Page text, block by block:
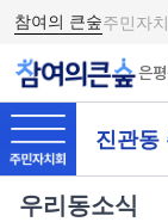
참여의 큰숲주민자
은
진관동
우리동소식